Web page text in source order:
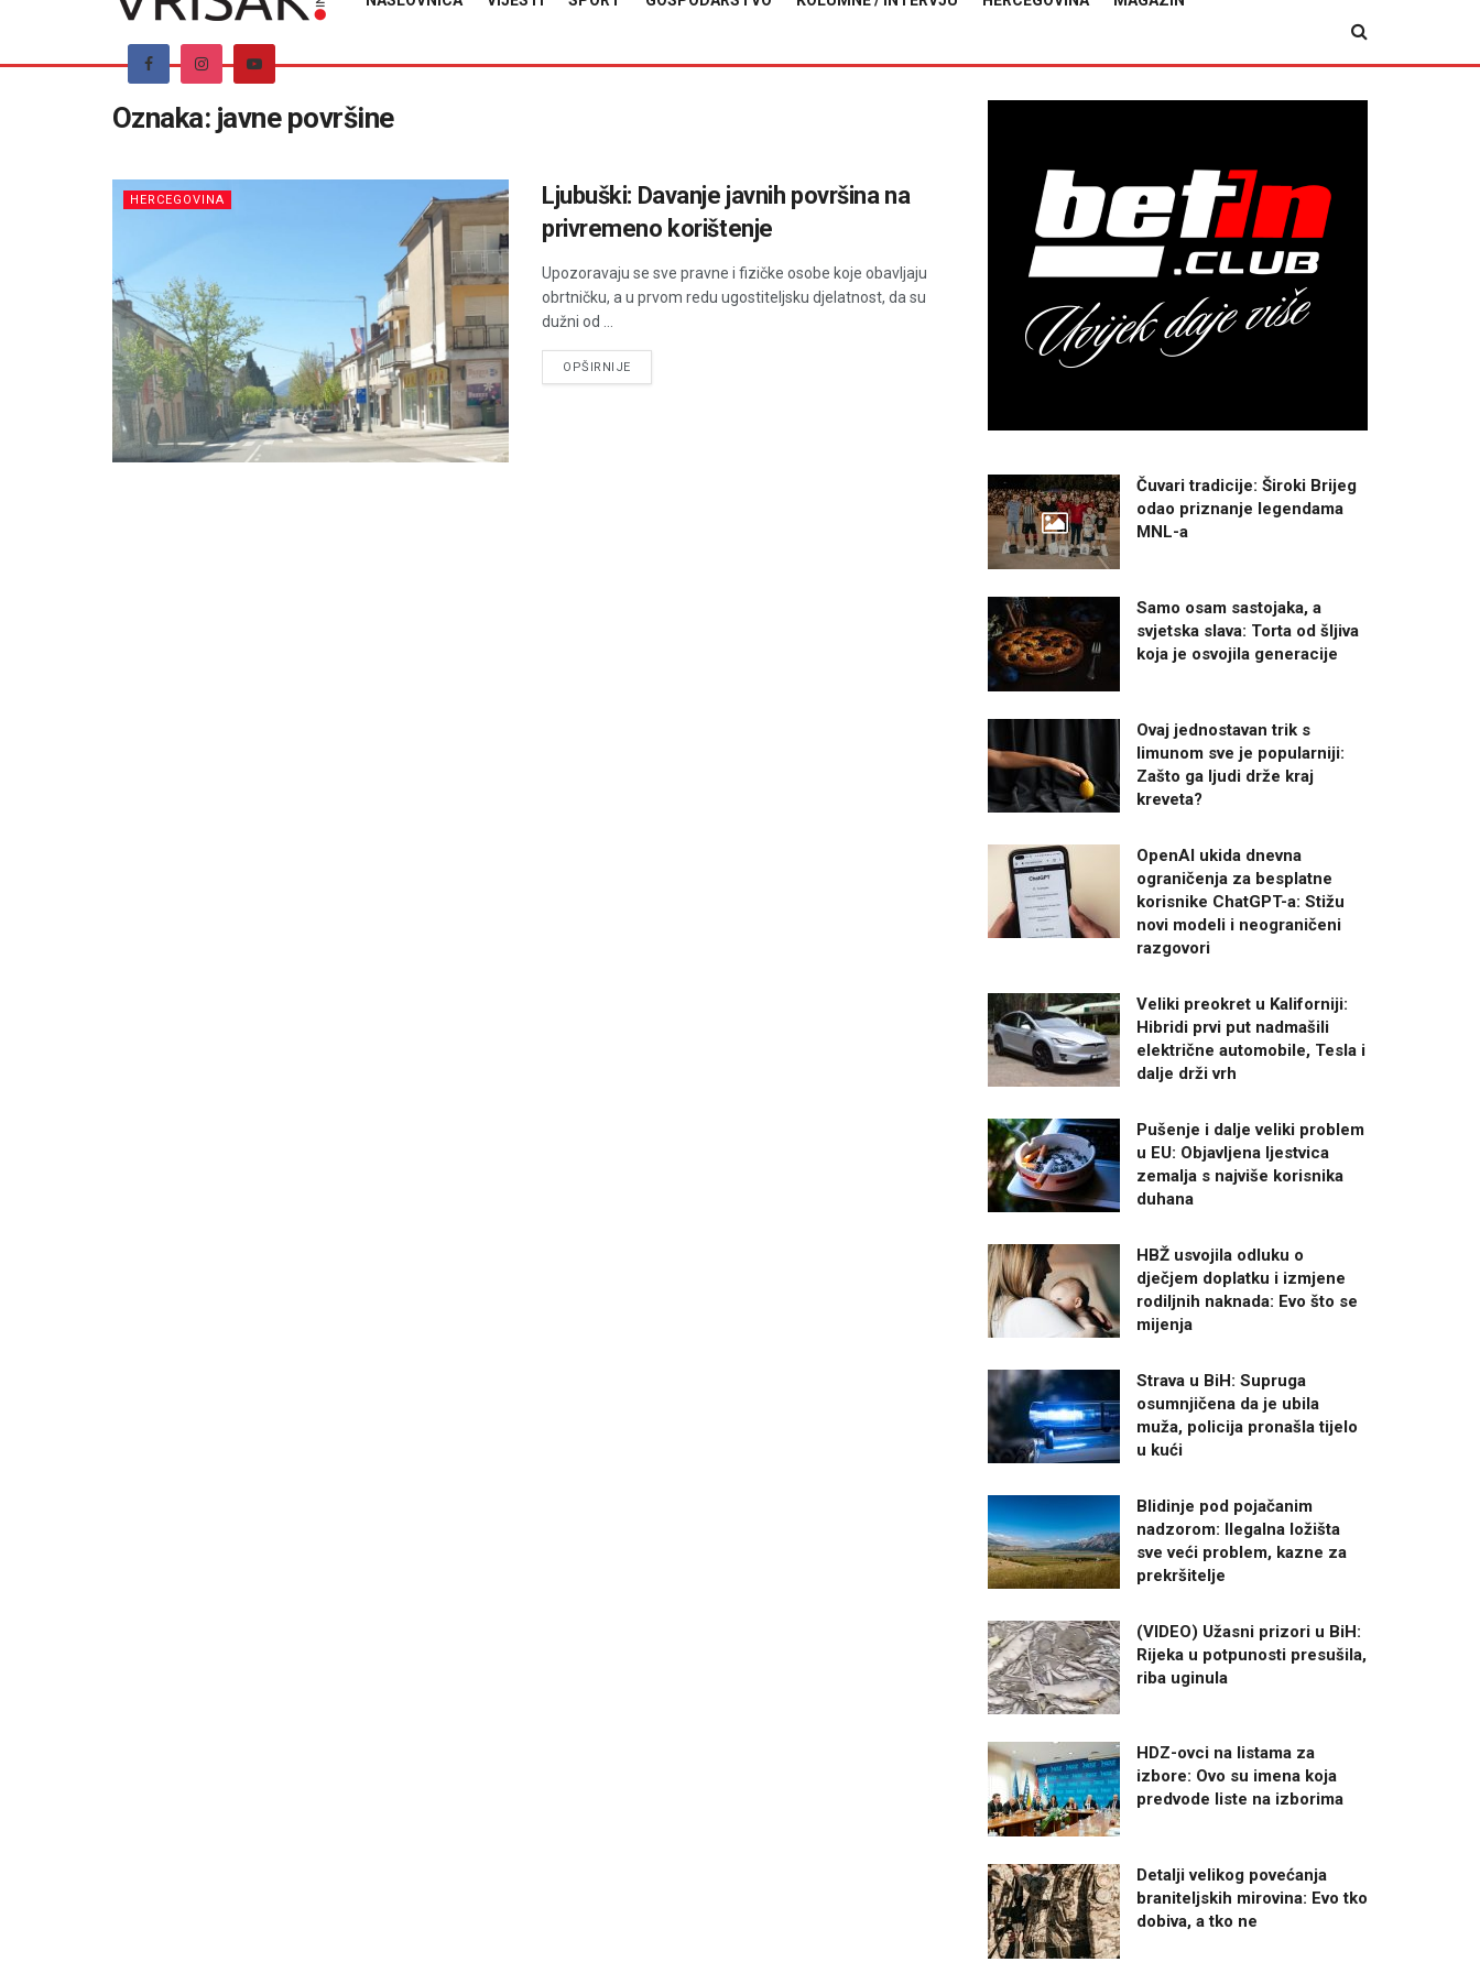
Oznaka: javne površine
HERCEGOVINA
Ljubuški: Davanje javnih površina na
privremeno korištenje
Upozoravaju se sve pravne i fizičke osobe koje obavljaju
obrtničku, a u prvom redu ugostiteljsku djelatnost, da su
dužni od ...
OPŠIRNIJEDETAILS
Čuvari tradicije: Široki Brijeg
odao priznanje legendama
MNL-a
Samo osam sastojaka, a
svjetska slava: Torta od šljiva
koja je osvojila generacije
Ovaj jednostavan trik s
limunom sve je popularniji:
Zašto ga ljudi drže kraj
kreveta?
OpenAI ukida dnevna
ograničenja za besplatne
korisnike ChatGPT-a: Stižu
novi modeli i neograničeni
razgovori
Veliki preokret u Kaliforniji:
Hibridi prvi put nadmašili
električne automobile, Tesla i
dalje drži vrh
Pušenje i dalje veliki problem
u EU: Objavljena ljestvica
zemalja s najviše korisnika
duhana
HBŽ usvojila odluku o
dječjem doplatku i izmjene
rodiljnih naknada: Evo što se
mijenja
Strava u BiH: Supruga
osumnjičena da je ubila
muža, policija pronašla tijelo
u kući
Blidinje pod pojačanim
nadzorom: Ilegalna ložišta
sve veći problem, kazne za
prekršitelje
(VIDEO) Užasni prizori u BiH:
Rijeka u potpunosti presušila,
riba uginula
HDZ-ovci na listama za
izbore: Ovo su imena koja
predvode liste na izborima
Detalji velikog povećanja
braniteljskih mirovina: Evo tko
dobiva, a tko ne